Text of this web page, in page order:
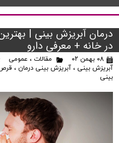
درمان آبریزش بینی |
در خانه + معرفی دارو
۰۸ بهمن ۰۲ مقالات ، عمومی
آبریزش بینی ، آبریزش بینی درمان ،
بینی